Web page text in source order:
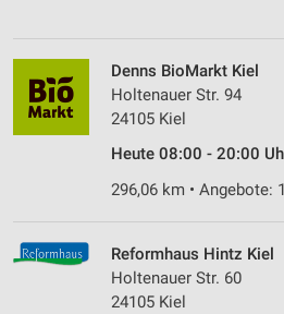
Denns BioMarkt Kiel
Holtenauer Str. 94
24105 Kiel
Heute 08:00 - 20:00
296,06 km • Angebote:
Reformhaus Hintz Kiel
Holtenauer Str. 60
24105 Kiel